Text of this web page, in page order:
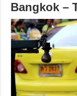
Bangkok –